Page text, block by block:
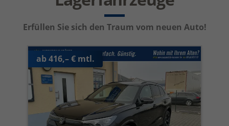
Erfüllen Sie sich den Traum vom neuen Auto!
ab 416,– € mtl.